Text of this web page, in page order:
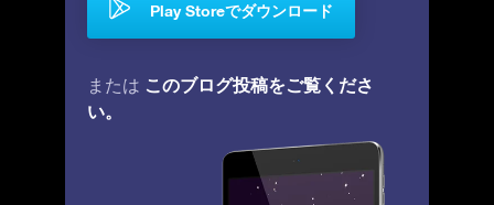
Play Storeでダウンロード
または このブログ投稿をご覧くださ
い。